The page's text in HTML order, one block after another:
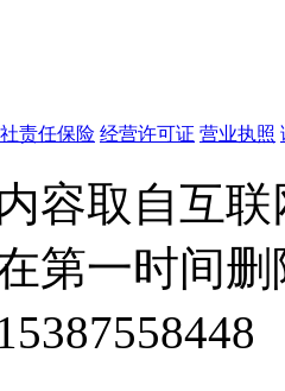
责任保险 经营许可证 营业执照
容取自互
第一时间